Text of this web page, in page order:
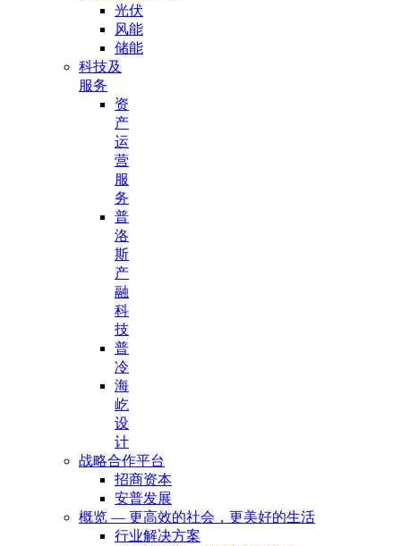
光伏
风能
储能
科技及
服务
资
产
运
营
服
务
普
洛
斯
产
融
科
技
普
冷
海
屹
设
计
战略合作平台
招商资本
安普发展
概览 — 更高效的社会，更美好的生活
行业解决方案